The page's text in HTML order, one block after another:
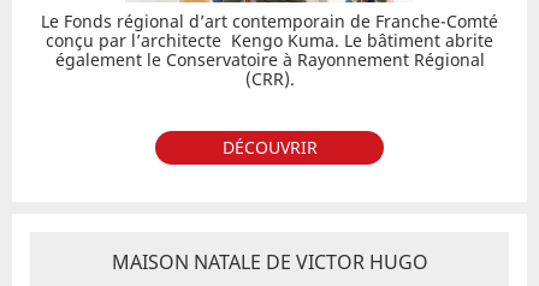
Le Fonds régional d’art contemporain de Franche-Comté
conçu par l’architecte Kengo Kuma. Le bâtiment abrite
également le Conservatoire à Rayonnement Régional
(CRR).
DÉCOUVRIR
MAISON NATALE DE VICTOR HUGO